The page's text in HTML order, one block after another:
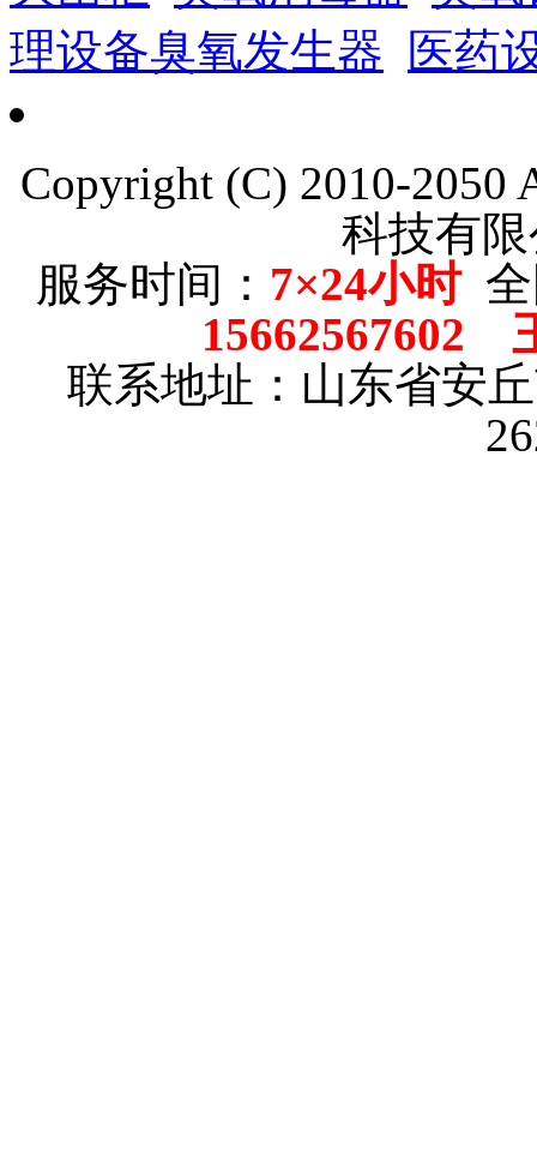
理设备臭氧发生器
医药
Copyright (C) 2010-2050
科技有
服务时间： 7×24小时全
15662567602
联系地址：山东省安